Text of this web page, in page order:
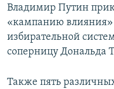
Владимир Путин
«кампанию влияния»
избирательной
соперницу Дональда
Также пять